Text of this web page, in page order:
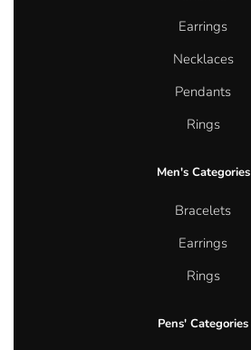
Earrings
Necklaces
Pendants
Rings
Men's Categories
Bracelets
Earrings
Rings
Pens' Categories